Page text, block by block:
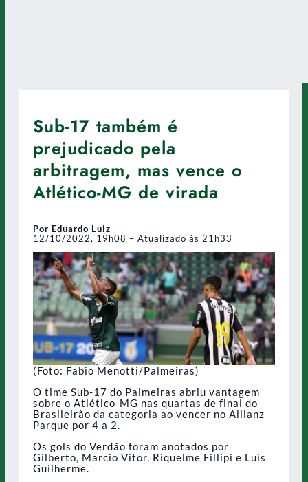
Sub-17 também é
prejudicado pela
arbitragem, mas vence o
Atlético-MG de virada
Por Eduardo Luiz
12/10/2022, 19h08 – Atualizado às 21h33
(Foto: Fabio Menotti/Palmeiras)
O time Sub-17 do Palmeiras abriu vantagem
sobre o Atlético-MG nas quartas de final do
Brasileirão da categoria ao vencer no Allianz
Parque por 4 a 2.
Os gols do Verdão foram anotados por
Gilberto, Marcio Vitor, Riquelme Fillipi e Luis
Guilherme.